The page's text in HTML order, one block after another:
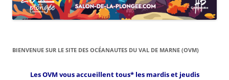
BIENVENUE SUR LE SITE DES OCÉANAUTES DU VAL DE MARNE (OVM)
Les OVM vous accueillent tous* les mardis et jeudis